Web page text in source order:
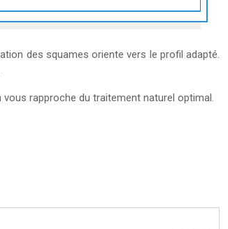
des squames oriente vers le profil adapté.
rapproche du traitement naturel optimal.